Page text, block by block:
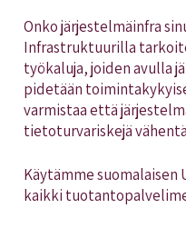
Onko järjestelmäinfra
Infrastruktuurilla
työkaluja, joiden avulla
pidetään
varmistaa että
tietoturvariskejä
Käytämme suomalaisen
kaikki